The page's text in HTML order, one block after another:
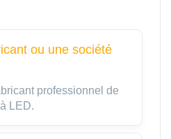
ou une société
professionnel de
LED.